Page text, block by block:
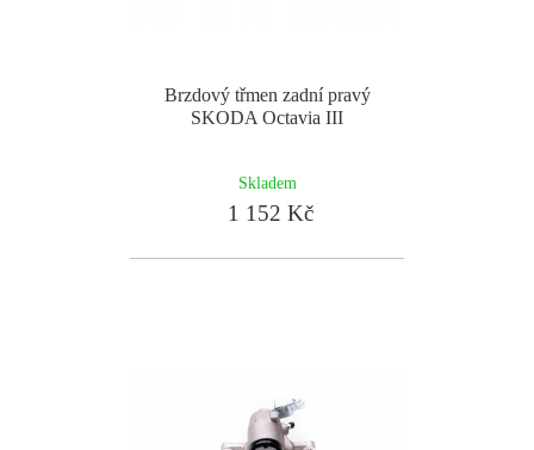
Brzdový třmen zadní pravý
SKODA Octavia III
Skladem
1 152 Kč